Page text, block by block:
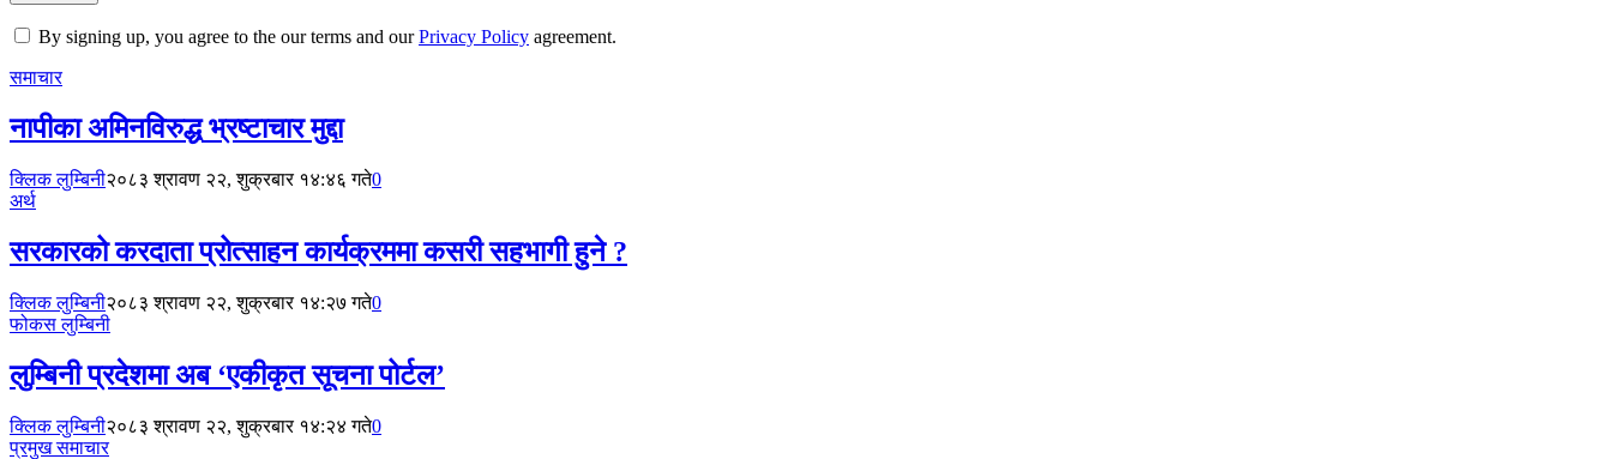
By signing up, you agree to the our terms and ourPrivacy Policy agreement.
समाचार
नापीका अमिनविरुद्ध भ्रष्टाचार मुद्दा
क्लिक लुम्बिनी२०८३ श्रावण २२, शुक्रबार १४:४६ गते0
अर्थ
सरकारको करदाता प्रोत्साहन कार्यक्रममा कसरी सहभागी हुने ?
क्लिक लुम्बिनी२०८३ श्रावण २२, शुक्रबार १४:२७ गते0
फोकस लुम्बिनी
लुम्बिनी प्रदेशमा अब ‘एकीकृत सूचना पोर्टल’
क्लिक लुम्बिनी२०८३ श्रावण २२, शुक्रबार १४:२४ गते0
प्रमुख समाचार